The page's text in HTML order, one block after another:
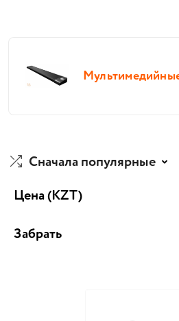
Сначала популярные
Цена(KZT)
Забрать